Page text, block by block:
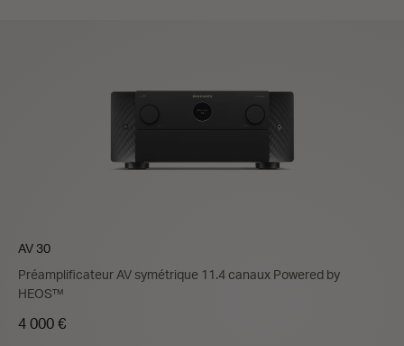
AV 30
Préamplificateur AV symétrique 11.4 canaux Powered by
HEOS™
4 000 €